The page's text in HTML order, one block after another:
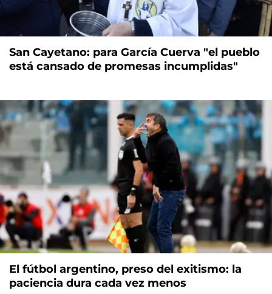
San Cayetano: para García Cuerva "el pueblo
está cansado de promesas incumplidas"
El fútbol argentino, preso del exitismo: la
paciencia dura cada vez menos